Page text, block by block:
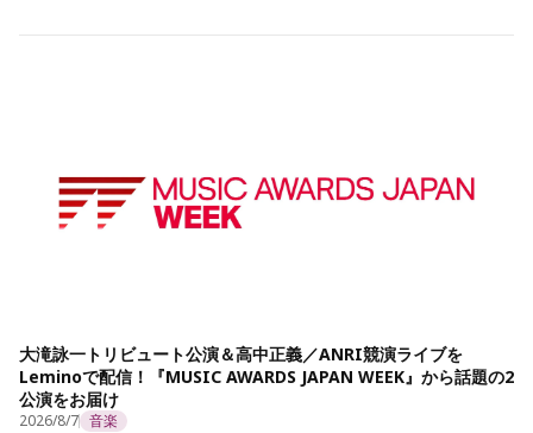
大滝詠一トリビュート公演＆高中正義／ANRI競演ライブを
Leminoで配信！『MUSIC AWARDS JAPAN WEEK』から話題の2
公演をお届け
2026/8/7 音楽